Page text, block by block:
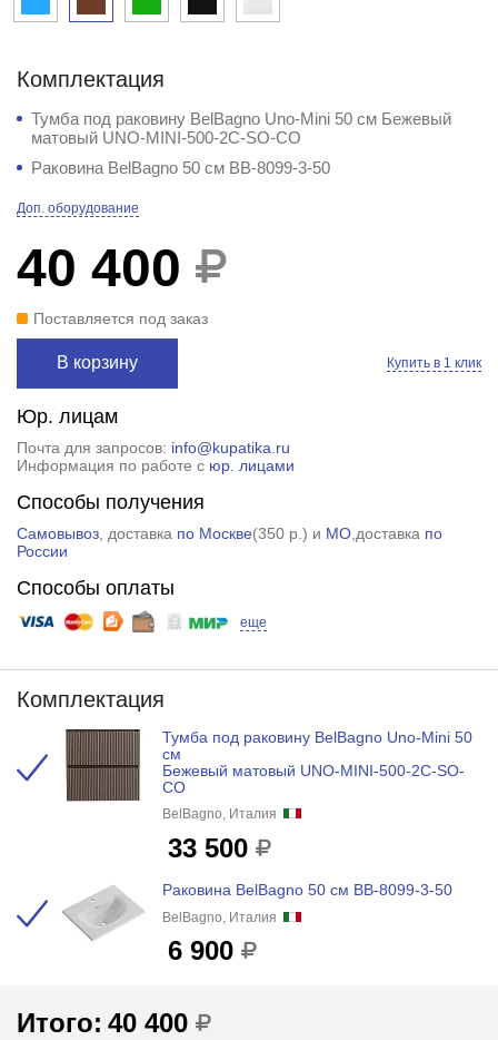
Комплектация
Тумба под раковину BelBagno Uno-Mini 50 см Бежевый
матовый UNO-MINI-500-2C-SO-СO
Раковина BelBagno 50 см BB-8099-3-50
Доп. оборудование
40 400
Поставляется под заказ
В корзину Купить в 1 клик
Юр. лицам
Почта для запросов: info@kupatika.ru
Информация по работе с юр. лицами
Способы получения
Самовывоз, доставка по Москве(350 р. ) и МО,доставка по
России
Способы оплаты
еще
Комплектация
Тумба под раковину BelBagno Uno-Mini 50
см
Бежевый матовый UNO-MINI-500-2C-SO-
СO
BelBagno, Италия
33 500
Раковина BelBagno 50 см BB-8099-3-50
BelBagno, Италия
6 900
Итого: 40 400